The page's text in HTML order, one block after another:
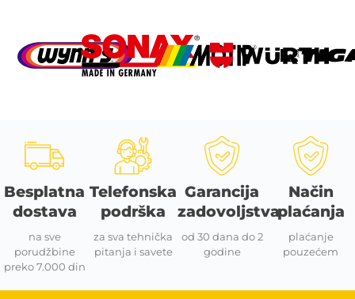
Besplatna
dostava
na sve
porudžbine
preko 7.000 din
Telefonska
podrška
za sva tehnička
pitanja i savete
Garancija
zadovoljstva
od 30 dana do 2
godine
Način
plaćanja
plaćanje
pouzećem